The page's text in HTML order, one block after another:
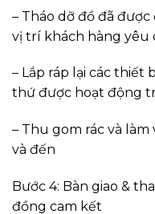
– Tháo dỡ đồ đã
vị trí khách hàng yêu
– Lắp ráp lại các thiết
thứ được hoạt động
– Thu gom rác và làm
và đến
Bước 4: Bàn giao &
đồng cam kết